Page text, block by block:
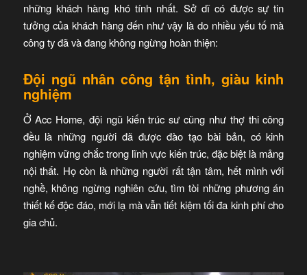
những khách hàng khó tính nhất. Sở dĩ có được sự tin
tưởng của khách hàng đến như vậy là do nhiều yếu tố mà
công ty đã và đang không ngừng hoàn thiện:
Đội ngũ nhân công tận tình, giàu kinh
nghiệm
Ở Acc Home, đội ngũ kiến trúc sư cũng như thợ thi công
đều là những người đã được đào tạo bài bản, có kinh
nghiệm vững chắc trong lĩnh vực kiến trúc, đặc biệt là mảng
nội thất. Họ còn là những người rất tận tâm, hết mình với
nghề, không ngừng nghiên cứu, tìm tòi những phương án
thiết kế độc đáo, mới lạ mà vẫn tiết kiệm tối đa kinh phí cho
gia chủ.